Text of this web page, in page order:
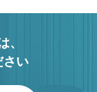
、
さい